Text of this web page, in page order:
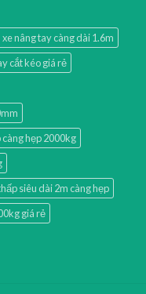
xe nâng tay càng dài 1.6m
cắt kéo giá rẻ
hẹp 2000kg
siêu dài 2m càng hẹp
giá rẻ